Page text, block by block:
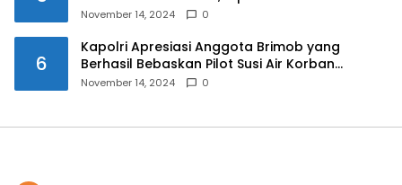
Serentak 2024 yang Aman dan Damai
November 14, 2024 0
6
Kapolri Apresiasi Anggota Brimob yang
Berhasil Bebaskan Pilot Susi Air Korban
Penyanderaan KKB
November 14, 2024 0